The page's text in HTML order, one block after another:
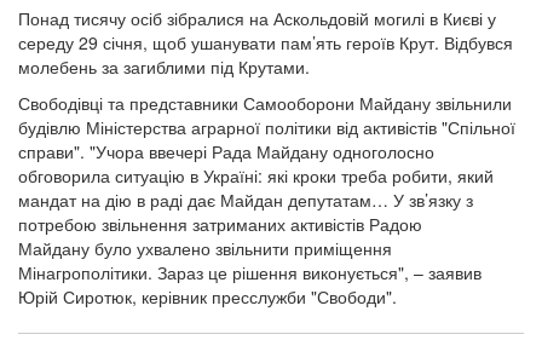
Понад тисячу осіб зібралися на Аскольдовій могилі в Києві у
середу 29 січня, щоб ушанувати пам’ять героїв Крут. Відбувся
молебень за загиблими під Крутами.
Свободівці та представники Самооборони Майдану звільнили
будівлю Міністерства аграрної політики від активістів "Спільної
справи". "Учора ввечері Рада Майдану одноголосно
обговорила ситуацію в Україні: які кроки треба робити, який
мандат на дію в раді дає Майдан депутатам… У зв’язку з
потребою звільнення затриманих активістів Радою
Майдану було ухвалено звільнити приміщення
Мінагрополітики. Зараз це рішення виконується", – заявив
Юрій Сиротюк, керівник пресслужби "Свободи".